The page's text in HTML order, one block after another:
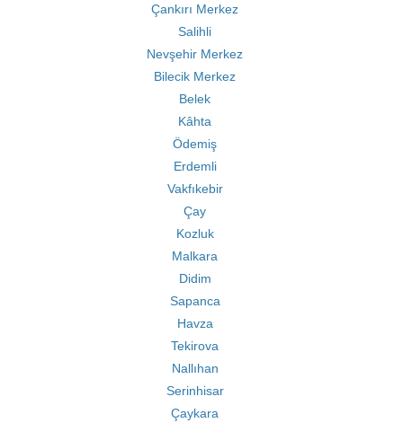
Çankırı Merkez
Salihli
Nevşehir Merkez
Bilecik Merkez
Belek
Kâhta
Ödemiş
Erdemli
Vakfıkebir
Çay
Kozluk
Malkara
Didim
Sapanca
Havza
Tekirova
Nallıhan
Serinhisar
Çaykara